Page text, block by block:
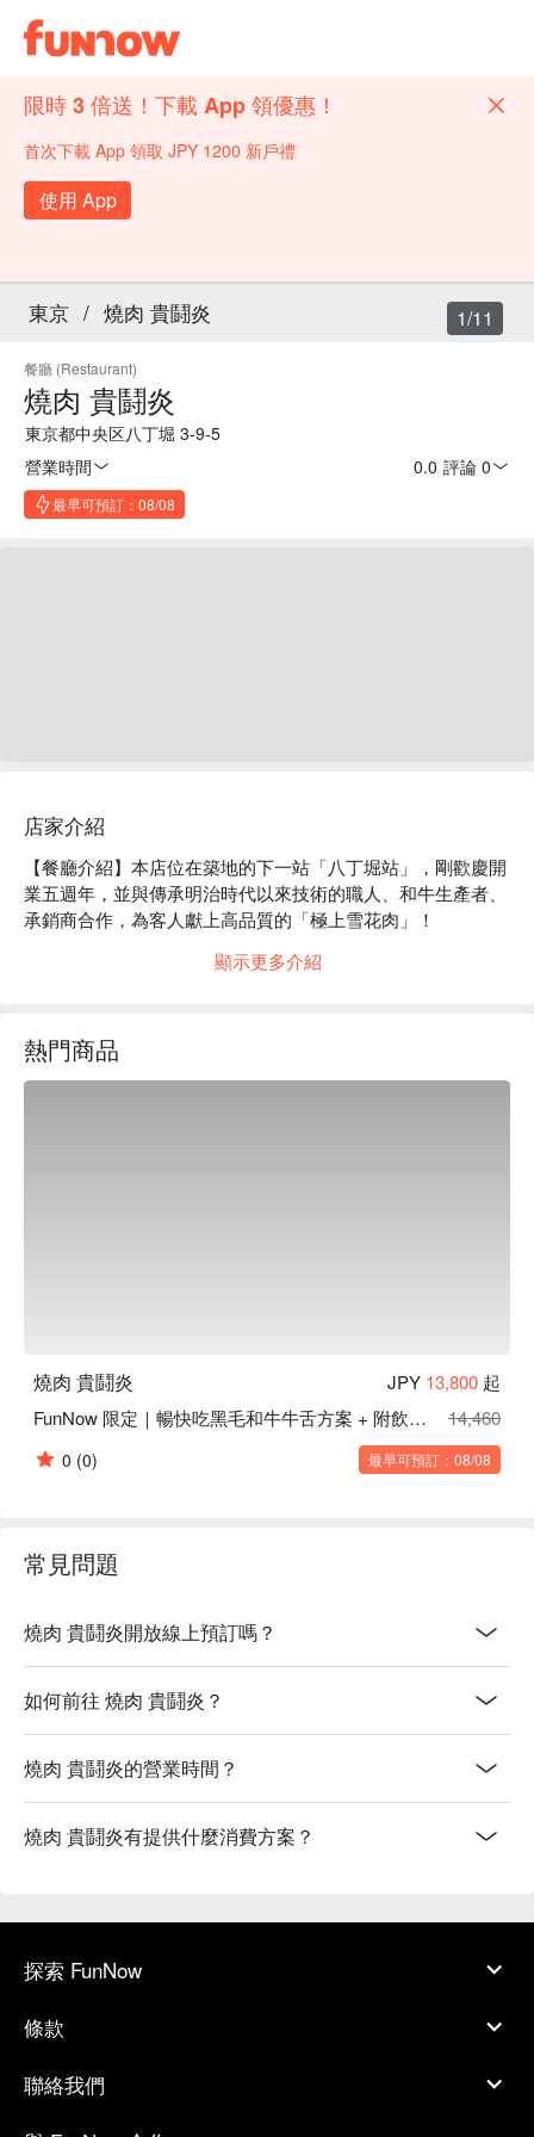
限時 3 倍送！下載 App 領優惠！
首次下載 App 領取 JPY 1200 新戶禮
使用 App
東京 / 燒肉 貴鬪炎
餐廳 (Restaurant)
燒肉 貴鬪炎
東京都中央区八丁堀 3-9-5
營業時間
0.0 評論 0
最早可預訂：08/08
1/11
店家介紹
【餐廳介紹】本店位在築地的下一站「八丁堀站」，剛歡慶開
業五週年，並與傳承明治時代以來技術的職人、和牛生產者、
承銷商合作，為客人獻上高品質的「極上雪花肉」！
牛的「獨一無二的和牛」。祂們被飼養在嚴寒地區、經歷過兩
質。但幸運的是本店老闆透過關係，找到受過生產者、承銷商
層層把關的「雪降和牛」。說燒肉的「食材品質等於一切」一
顯示更多介紹
熱門商品
燒肉 貴鬪炎 JPY 13,800 起
FunNow 限定｜暢快吃黑毛和牛牛舌方案 + 附飲品 1 杯
14,460
0 (0) 最早可預訂：08/08
常見問題
燒肉 貴鬪炎開放線上預訂嗎？
如何前往 燒肉 貴鬪炎？
燒肉 貴鬪炎的營業時間？
燒肉 貴鬪炎有提供什麼消費方案？
探索 FunNow
條款
聯絡我們